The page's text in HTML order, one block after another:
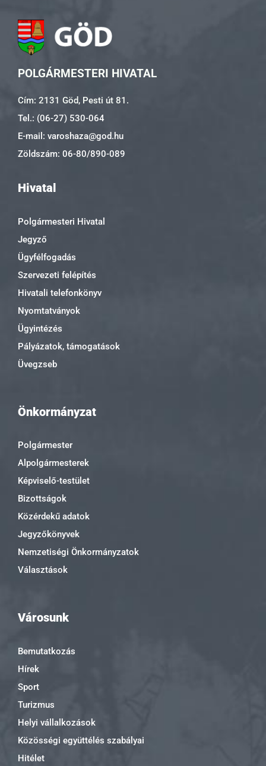
POLGÁRMESTERI HIVATAL
Cím: 2131 Göd, Pesti út 81.
Tel.: (06-27) 530-064
E-mail: varoshaza@god.hu
Zöldszám: 06-80/890-089
Hivatal
Polgármesteri Hivatal
Jegyző
Ügyfélfogadás
Szervezeti felépítés
Hivatali telefonkönyv
Nyomtatványok
Ügyintézés
Pályázatok, támogatások
Üvegzseb
Önkormányzat
Polgármester
Alpolgármesterek
Képviselő-testület
Bizottságok
Közérdekű adatok
Jegyzőkönyvek
Nemzetiségi Önkormányzatok
Választások
Városunk
Bemutatkozás
Hírek
Sport
Turizmus
Helyi vállalkozások
Közösségi együttélés szabályai
Hitélet